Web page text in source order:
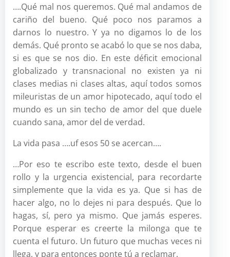
….Qué mal nos queremos. Qué mal andamos de
cariño del bueno. Qué poco nos paramos a
darnos lo nuestro. Y ya no digamos lo de los
demás. Qué pronto se acabó lo que se nos daba,
si es que se nos dio. En este déficit emocional
globalizado y transnacional no existen ya ni
clases medias ni clases altas, aquí todos somos
mileuristas de un amor hipotecado, aquí todo el
mundo es un sin techo de amor del que duele
cuando sana, amor del de verdad.
La vida pasa ….uf esos 50 se acercan….
…Por eso te escribo este texto, desde el buen
rollo y la urgencia existencial, para recordarte
simplemente que la vida es ya. Que si has de
hacer algo, no lo dejes ni para después. Que lo
hagas, sí, pero ya mismo. Que jamás esperes.
Porque esperar es creerte la milonga que te
cuenta el futuro. Un futuro que muchas veces ni
llega, y para entonces ponte tú a reclamar.